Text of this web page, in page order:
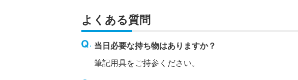
よくある質問
当日必要な持ち物はありますか？
筆記用具をご持参ください。